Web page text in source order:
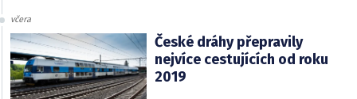
včera
České dráhy přepravily
nejvíce cestujících od roku
2019